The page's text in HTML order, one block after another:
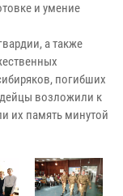
и умение
а также
погибших
возложили к
их память минутой